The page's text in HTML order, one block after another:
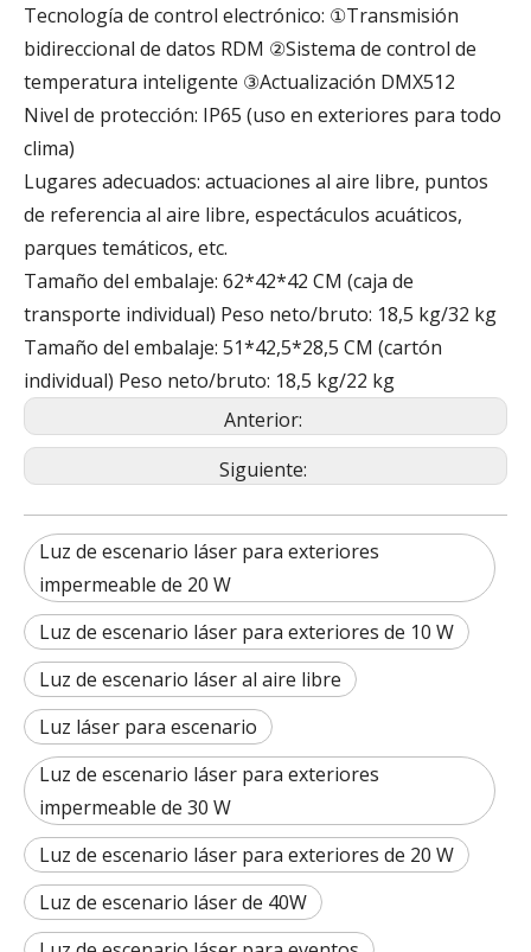
Tecnología de control electrónico: ①Transmisión
bidireccional de datos RDM ②Sistema de control de
temperatura inteligente ③Actualización DMX512
Nivel de protección: IP65 (uso en exteriores para todo
clima)
Lugares adecuados: actuaciones al aire libre, puntos
de referencia al aire libre, espectáculos acuáticos,
parques temáticos, etc.
Tamaño del embalaje: 62*42*42 CM (caja de
transporte individual) Peso neto/bruto: 18,5 kg/32 kg
Tamaño del embalaje: 51*42,5*28,5 CM (cartón
individual) Peso neto/bruto: 18,5 kg/22 kg
Anterior:
Siguiente:
Luz de escenario láser para exteriores
impermeable de 20 W
Luz de escenario láser para exteriores de 10 W
Luz de escenario láser al aire libre
Luz láser para escenario
Luz de escenario láser para exteriores
impermeable de 30 W
Luz de escenario láser para exteriores de 20 W
Luz de escenario láser de 40W